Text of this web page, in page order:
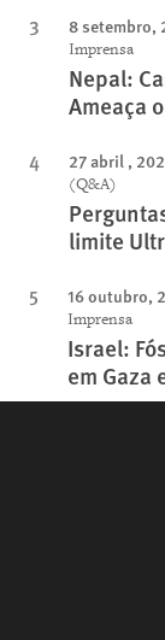
8 setembro,
Imprensa
Nepal:
Ameaça
27 abril ,
(Q&A)
limite
16 outubro,
Imprensa
Israel:
em Gaza